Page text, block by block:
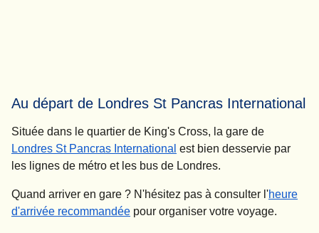
Au départ de Londres St Pancras International
Située dans le quartier de King's Cross, la gare de
Londres St Pancras International est bien desservie par
les lignes de métro et les bus de Londres.
Quand arriver en gare ? N'hésitez pas à consulter l'heure
d'arrivée recommandée pour organiser votre voyage.